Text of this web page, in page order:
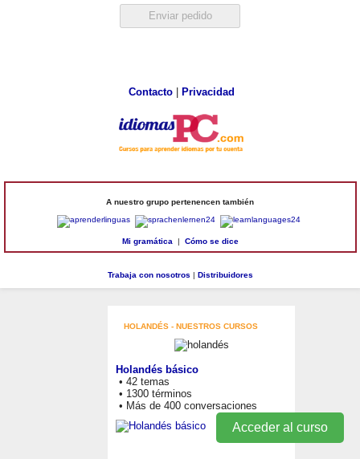
Acceder al curso
Contacto| Privacidad
A nuestro grupo pertenencen también
Mi gramática | Cómo se dice
Trabaja con nosotros | Distribuidores
HOLANDÉS - NUESTROS CURSOS
Holandés básico
• 42 temas
• 1300 términos
• Más de 400 conversaciones